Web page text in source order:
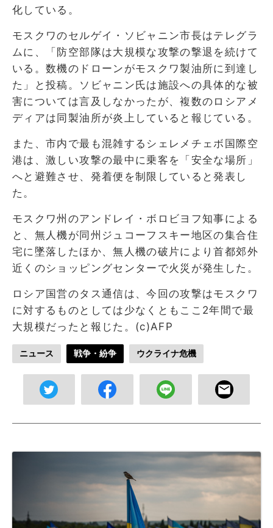
化している。
モスクワのセルゲイ・ソビャニン市長はテレグラ
ムに、「防空部隊は大規模な攻撃の撃退を続けて
いる。数機のドローンがモスクワ製油所に到達し
た」と投稿。ソビャニン氏は施設への具体的な被
害については言及しなかったが、複数のロシアメ
ディアは同製油所が炎上していると報じている。
また、市内で最も混雑するシェレメチェボ国際空
港は、激しい攻撃の最中に乗客を「安全な場所」
へと避難させ、発着便を制限していると発表し
た。
モスクワ州のアンドレイ・ボロビヨフ知事による
と、無人機が同州ジュコーフスキー地区の集合住
宅に墜落したほか、無人機の破片により首都郊外
近くのショッピングセンターで火災が発生した。
ロシア国営のタス通信は、今回の攻撃はモスクワ
に対するものとしては少なくともここ2年間で最
大規模だったと報じた。(c)AFP
ニュース 戦争・紛争 ウクライナ危機